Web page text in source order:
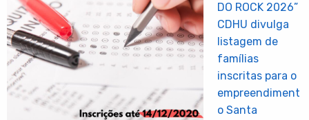
DO ROCK 2026”
CDHU divulga
listagem de
famílias
inscritas para o
empreendiment
o Santa